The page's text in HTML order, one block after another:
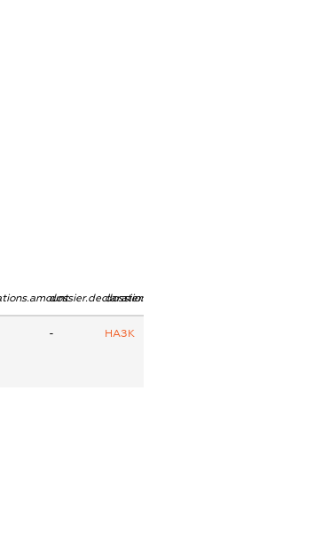
dossier.declarations.currency
dossier.declarations.source
- НАЗК